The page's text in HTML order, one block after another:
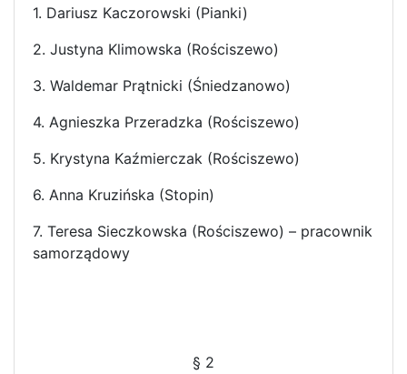
1. Dariusz Kaczorowski (Pianki)
2. Justyna Klimowska (Rościszewo)
3. Waldemar Prątnicki (Śniedzanowo)
4. Agnieszka Przeradzka (Rościszewo)
5. Krystyna Kaźmierczak (Rościszewo)
6. Anna Kruzińska (Stopin)
7. Teresa Sieczkowska (Rościszewo) – pracownik
samorządowy
§ 2